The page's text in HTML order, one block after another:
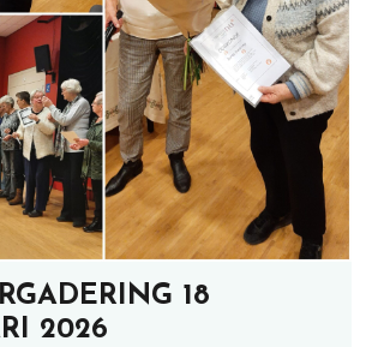
18
2026